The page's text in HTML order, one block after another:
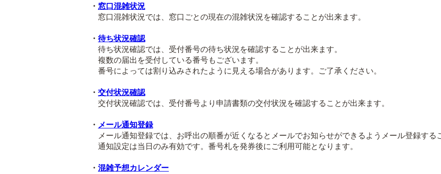
・ 窓口混雑状況
窓口混雑状況では、窓口ごとの現在の混雑状況を確認することが出来ます。
・ 待ち状況確認
待ち状況確認では、受付番号の待ち状況を確認することが出来ます。
複数の届出を受付している番号もございます。
番号によっては割り込みされたように見える場合があります。ご了承ください。
・ 交付状況確認
交付状況確認では、受付番号より申請書類の交付状況を確認することが出来ます。
・ メール通知登録
メール通知登録では、お呼出の順番が近くなるとメールでお知らせができるようメール登録する
通知設定は当日のみ有効です。番号札を発券後にご利用可能となります。
・ 混雑予想カレンダー